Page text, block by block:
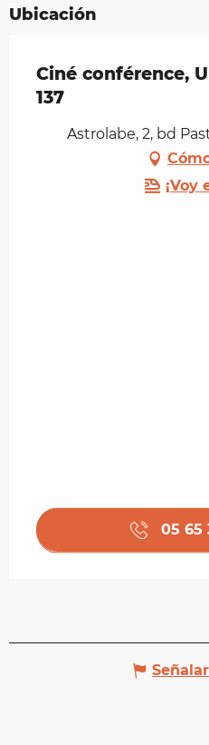
Ubicación
Ciné conférence,
137
Astrolabe, 2, bd
¡Voy
05 65